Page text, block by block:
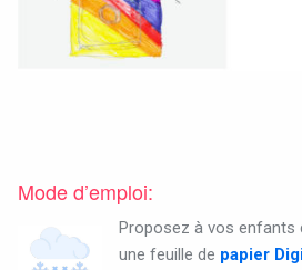
Mode d’emploi:
Proposez à vos enfants
une feuille de papier